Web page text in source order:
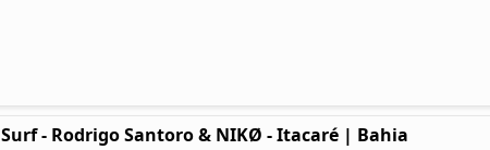
Surf - Rodrigo Santoro & NIKØ - Itacaré | Bahia